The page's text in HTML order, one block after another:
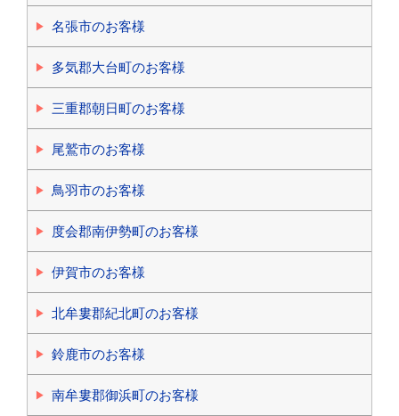
名張市のお客様
多気郡大台町のお客様
三重郡朝日町のお客様
尾鷲市のお客様
鳥羽市のお客様
度会郡南伊勢町のお客様
伊賀市のお客様
北牟婁郡紀北町のお客様
鈴鹿市のお客様
南牟婁郡御浜町のお客様